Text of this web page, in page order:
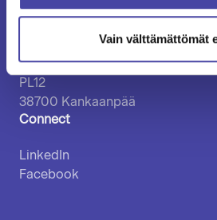
Vain välttämättömät
Vatajankoski Oy
PL12
38700 Kankaanpää
Connect
LinkedIn
Facebook